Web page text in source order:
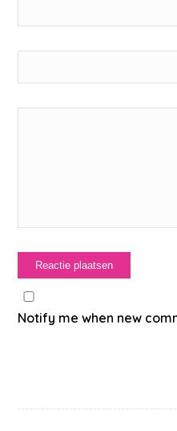
Notify me when new